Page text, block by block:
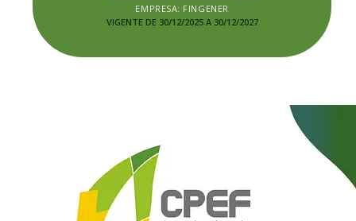
EMPRESA: FINGENER
VIGENTE DE 30/12/2025 A 30/12/2027